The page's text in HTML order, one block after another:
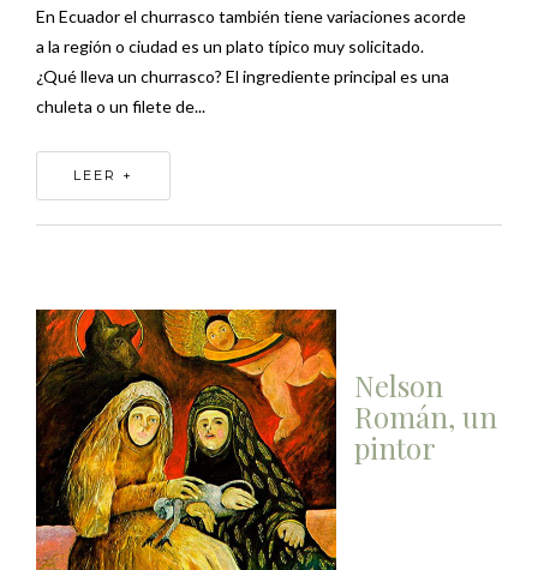
En Ecuador el churrasco también tiene variaciones acorde
a la región o ciudad es un plato típico muy solicitado.
¿Qué lleva un churrasco? El ingrediente principal es una
chuleta o un filete de...
LEER +
Nelson
Román, un
pintor